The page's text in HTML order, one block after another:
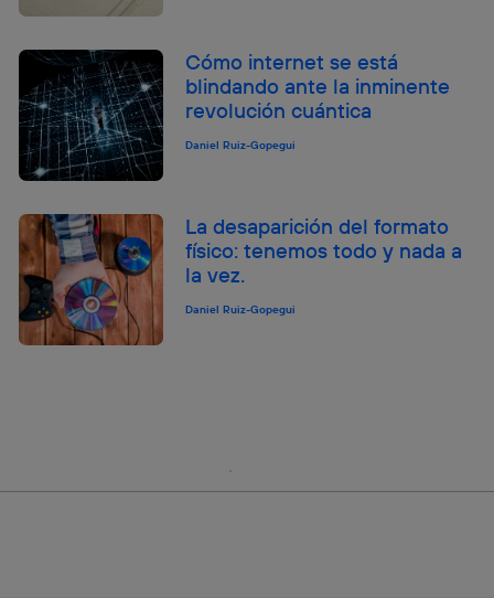
Cómo internet se está
blindando ante la inminente
revolución cuántica
Daniel Ruiz-Gopegui
La desaparición del formato
físico: tenemos todo y nada a
la vez.
Daniel Ruiz-Gopegui